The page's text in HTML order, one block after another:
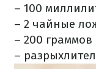
– 100
– 2 чайные
– 200 граммов
–